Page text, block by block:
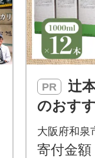
PR
のおす
アイス
フェハ
大阪府和泉
寄付金額